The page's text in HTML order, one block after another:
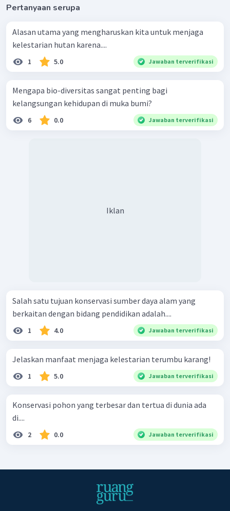
Pertanyaan serupa
Alasan utama yang mengharuskan kita untuk menjaga
kelestarian hutan karena....
1 5.0 Jawaban terverifikasi
Mengapa bio-diversitas sangat penting bagi
kelangsungan kehidupan di muka bumi?
6 0.0 Jawaban terverifikasi
Iklan
Salah satu tujuan konservasi sumber daya alam yang
berkaitan dengan bidang pendidikan adalah....
1 4.0 Jawaban terverifikasi
Jelaskan manfaat menjaga kelestarian terumbu karang!
1 5.0 Jawaban terverifikasi
Konservasi pohon yang terbesar dan tertua di dunia ada
di....
2 0.0 Jawaban terverifikasi